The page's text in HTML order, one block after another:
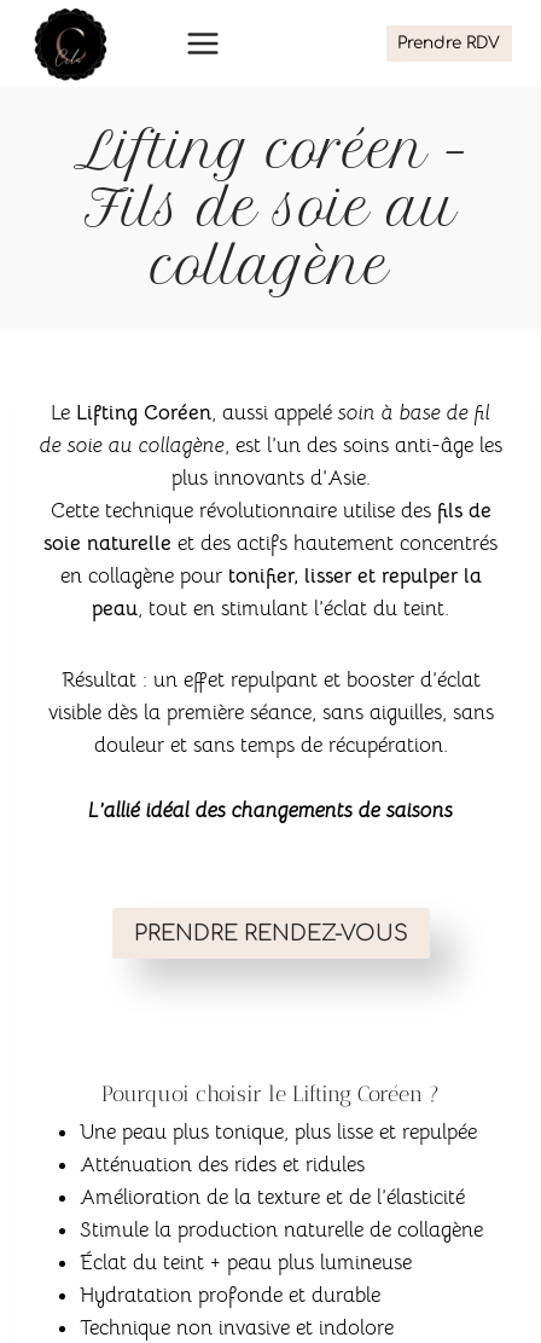
contenu
Prendre RDV
Lifting coréen –
Fils de soie au
collagène
Le Lifting Coréen, aussi appelé soin à base de fil
de soie au collagène, est l’un des soins anti-âge les
plus innovants d’Asie.
Cette technique révolutionnaire utilise des fils de
soie naturelle et des actifs hautement concentrés
en collagène pour tonifier, lisser et repulper la
peau, tout en stimulant l’éclat du teint.
Résultat : un effet repulpant et booster d’éclat
visible dès la première séance, sans aiguilles, sans
douleur et sans temps de récupération.
L’allié idéal des changements de saisons
PRENDRE RENDEZ-VOUS
Pourquoi choisir le Lifting Coréen ?
Une peau plus tonique, plus lisse et repulpée
Atténuation des rides et ridules
Amélioration de la texture et de l’élasticité
Stimule la production naturelle de collagène
Éclat du teint + peau plus lumineuse
Hydratation profonde et durable
Technique non invasive et indolore